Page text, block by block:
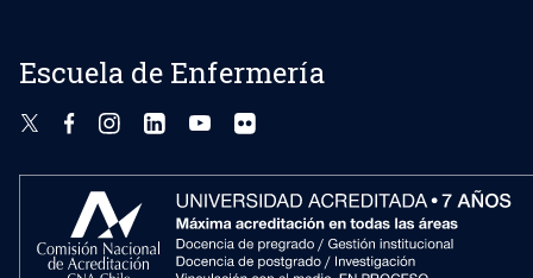
Escuela de Enfermería